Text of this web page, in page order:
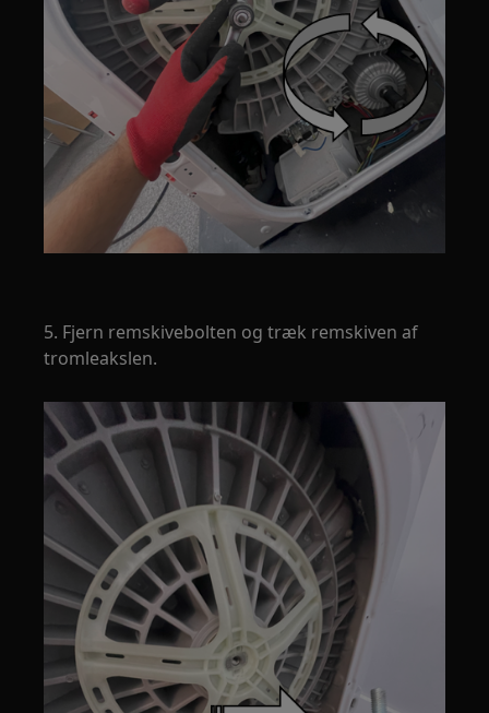
5. Fjern remskivebolten og træk remskiven af
tromleakslen.